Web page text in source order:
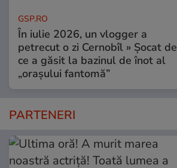
GSP.RO
În iulie 2026, un vlogger a
petrecut o zi Cernobîl » Șocat de
ce a găsit la bazinul de înot al
„orașului fantomă”
PARTENERI